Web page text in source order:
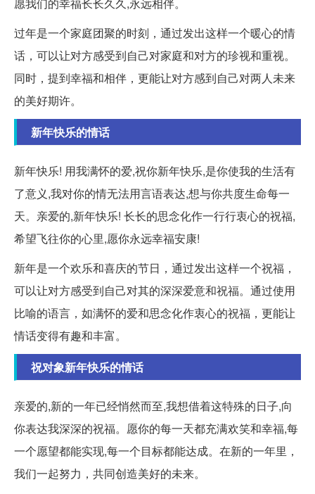
过年是一个家庭团聚的时刻，通过发出这样一个暖心的情
话，可以让对方感受到自己对家庭和对方的珍视和重视。
同时，提到幸福和相伴，更能让对方感到自己对两人未来
的美好期许。
新年快乐的情话
新年快乐! 用我满怀的爱,祝你新年快乐,是你使我的生活有
了意义,我对你的情无法用言语表达,想与你共度生命每一
天。亲爱的,新年快乐! 长长的思念化作一行行衷心的祝福,
希望飞往你的心里,愿你永远幸福安康!
新年是一个欢乐和喜庆的节日，通过发出这样一个祝福，
可以让对方感受到自己对其的深深爱意和祝福。通过使用
比喻的语言，如满怀的爱和思念化作衷心的祝福，更能让
情话变得有趣和丰富。
祝对象新年快乐的情话
亲爱的,新的一年已经悄然而至,我想借着这特殊的日子,向
你表达我深深的祝福。愿你的每一天都充满欢笑和幸福,每
一个愿望都能实现,每一个目标都能达成。在新的一年里，
我们一起努力，共同创造美好的未来。